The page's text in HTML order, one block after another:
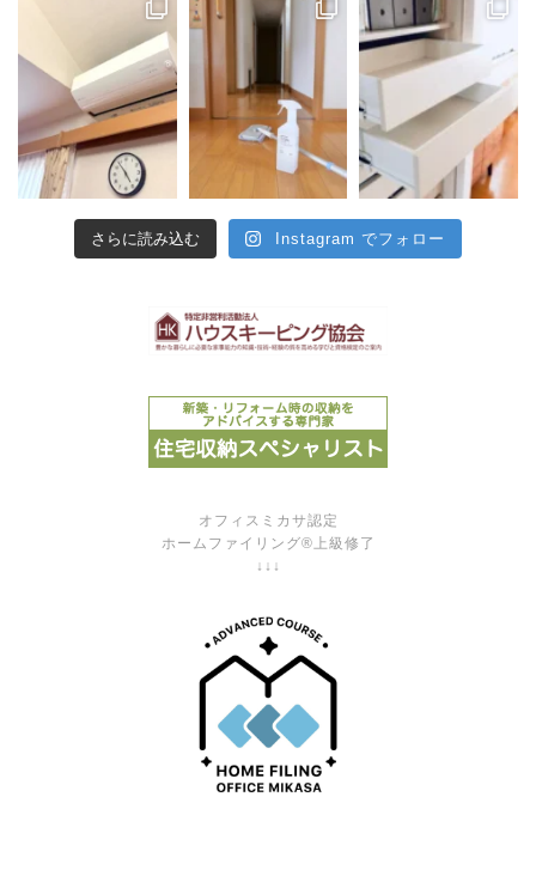
さらに読み込む Instagram でフォロー
オフィスミカサ認定
ホームファイリング®上級修了
↓↓↓